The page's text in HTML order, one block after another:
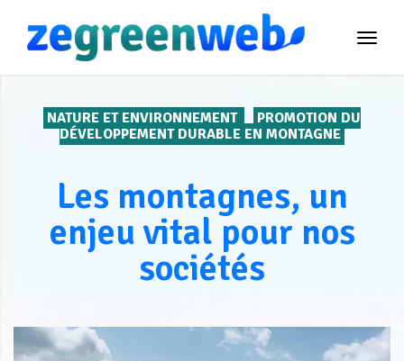
NATURE ET ENVIRONNEMENT
PROMOTION DU
DÉVELOPPEMENT DURABLE EN MONTAGNE
Les montagnes, un
enjeu vital pour nos
sociétés